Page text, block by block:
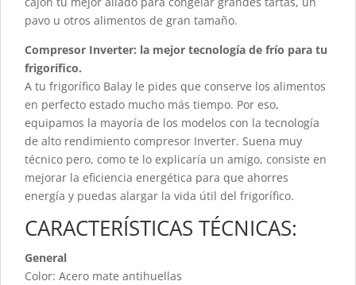
pavo u otros alimentos de gran tamaño.
Compresor Inverter: la mejor tecnología de frío para tu
frigorífico.
A tu frigorífico Balay le pides que conserve los alimentos
en perfecto estado mucho más tiempo. Por eso,
equipamos la mayoría de los modelos con la tecnología
de alto rendimiento compresor Inverter. Suena muy
técnico pero, como te lo explicaría un amigo, consiste en
mejorar la eficiencia energética para que ahorres
energía y puedas alargar la vida útil del frigorífico.
CARACTERÍSTICAS TÉCNICAS:
General
Color: Acero mate antihuellas